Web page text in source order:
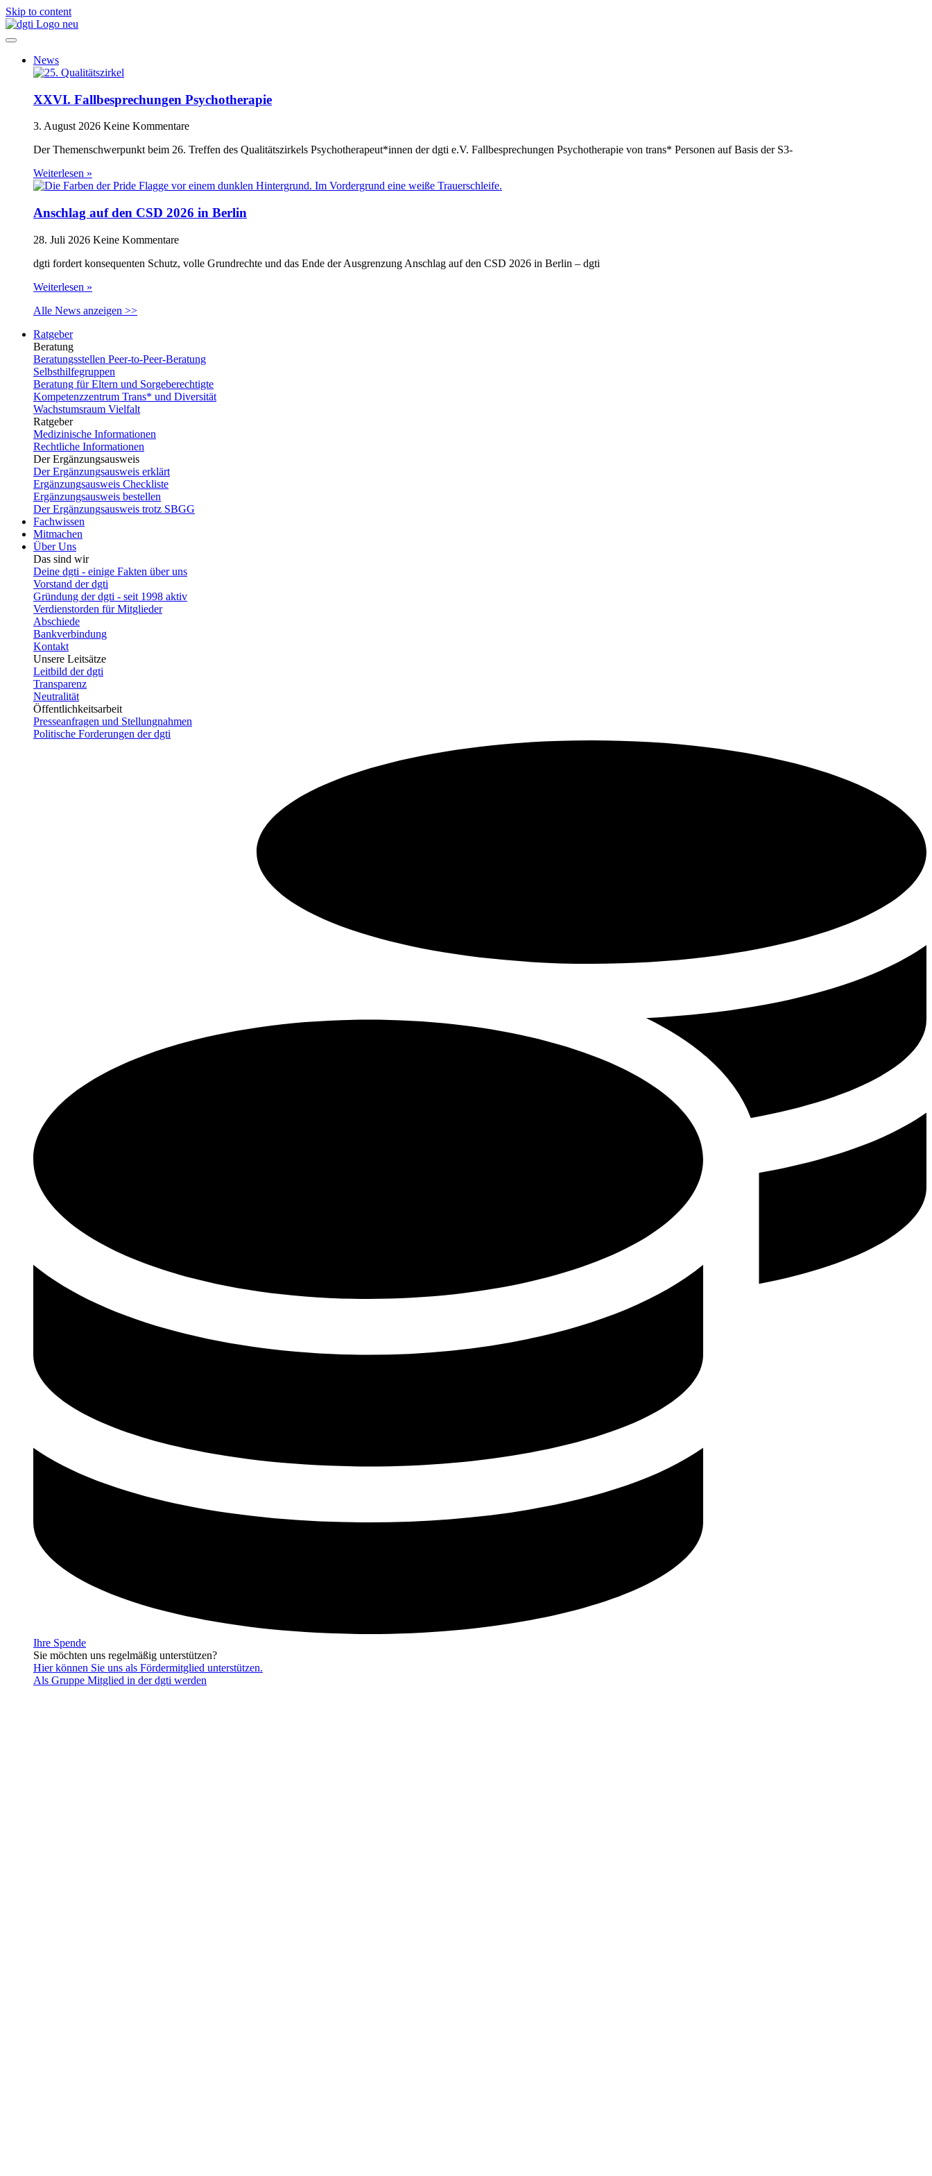
Skip to content
News
XXVI. Fallbesprechungen Psychotherapie
3. August 2026 Keine Kommentare
Der Themenschwerpunkt beim 26. Treffen des Qualitätszirkels Psychotherapeut*innen der dgti e.V. Fallbesprechungen Psychotherapie von trans* Personen auf Basis der S3-
Weiterlesen »
Anschlag auf den CSD 2026 in Berlin
28. Juli 2026 Keine Kommentare
dgti fordert konsequenten Schutz, volle Grundrechte und das Ende der Ausgrenzung Anschlag auf den CSD 2026 in Berlin – dgti
Weiterlesen »
Alle News anzeigen >>
Ratgeber
Beratung
Beratungsstellen Peer-to-Peer-Beratung
Selbsthilfegruppen
Beratung für Eltern und Sorgeberechtigte
Kompetenzzentrum Trans* und Diversität
Wachstumsraum Vielfalt
Ratgeber
Medizinische Informationen
Rechtliche Informationen
Der Ergänzungsausweis
Der Ergänzungsausweis erklärt
Ergänzungsausweis Checkliste
Ergänzungsausweis bestellen
Der Ergänzungsausweis trotz SBGG
Fachwissen
Mitmachen
Über Uns
Das sind wir
Deine dgti - einige Fakten über uns
Vorstand der dgti
Gründung der dgti - seit 1998 aktiv
Verdienstorden für Mitglieder
Abschiede
Bankverbindung
Kontakt
Unsere Leitsätze
Leitbild der dgti
Transparenz
Neutralität
Öffentlichkeitsarbeit
Presseanfragen und Stellungnahmen
Politische Forderungen der dgti
Ihre Spende
Sie möchten uns regelmäßig unterstützen?
Hier können Sie uns als Fördermitglied unterstützen.
Als Gruppe Mitglied in der dgti werden